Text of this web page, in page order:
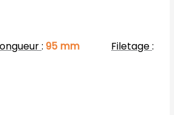
: 95 mm Filetage: